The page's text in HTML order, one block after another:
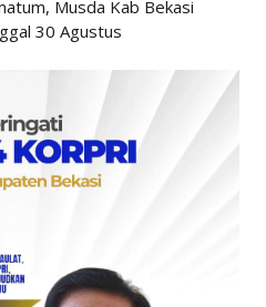
Musda Kab Bekasi
30 Agustus